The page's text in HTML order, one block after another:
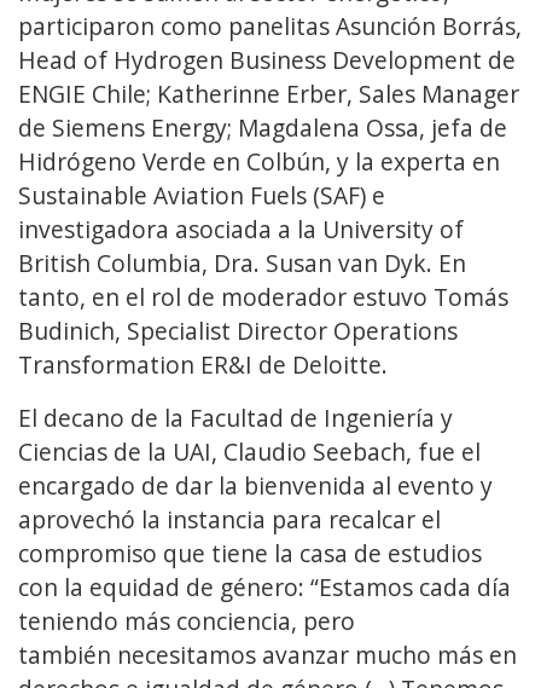
participaron como panelitas Asunción Borrás,
Head of Hydrogen Business Development de
ENGIE Chile; Katherinne Erber, Sales Manager
de Siemens Energy; Magdalena Ossa, jefa de
Hidrógeno Verde en Colbún, y la experta en
Sustainable Aviation Fuels (SAF) e
investigadora asociada a la University of
British Columbia, Dra. Susan van Dyk. En
tanto, en el rol de moderador estuvo Tomás
Budinich, Specialist Director Operations
Transformation ER&I de Deloitte.
El decano de la Facultad de Ingeniería y
Ciencias de la UAI, Claudio Seebach, fue el
encargado de dar la bienvenida al evento y
aprovechó la instancia para recalcar el
compromiso que tiene la casa de estudios
con la equidad de género: “Estamos cada día
teniendo más conciencia, pero
también necesitamos avanzar mucho más en